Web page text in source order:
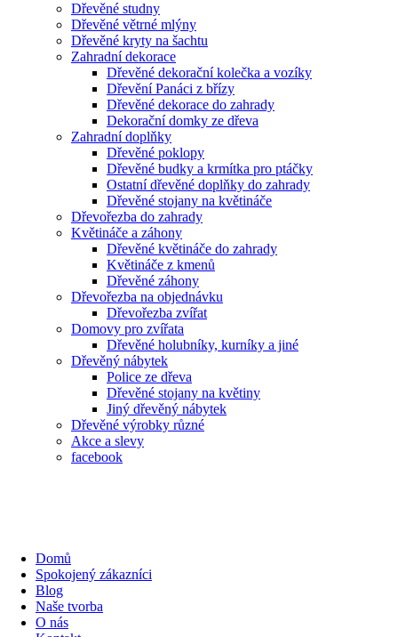
Dřevěné studny
Dřevěné větrné mlýny
Dřevěné kryty na šachtu
Zahradní dekorace
Dřevěné dekorační kolečka a vozíky
Dřevění Panáci z břízy
Dřevěné dekorace do zahrady
Dekorační domky ze dřeva
Zahradní doplňky
Dřevěné poklopy
Dřevěné budky a krmítka pro ptáčky
Ostatní dřevěné doplňky do zahrady
Dřevěné stojany na květináče
Dřevořezba do zahrady
Květináče a záhony
Dřevěné květináče do zahrady
Květináče z kmenů
Dřevěné záhony
Dřevořezba na objednávku
Dřevořezba zvířat
Domovy pro zvířata
Dřevěné holubníky, kurníky a jiné
Dřevěný nábytek
Police ze dřeva
Dřevěné stojany na květiny
Jiný dřevěný nábytek
Dřevěné výrobky různé
Akce a slevy
facebook
Domů
Spokojený zákazníci
Blog
Naše tvorba
O nás